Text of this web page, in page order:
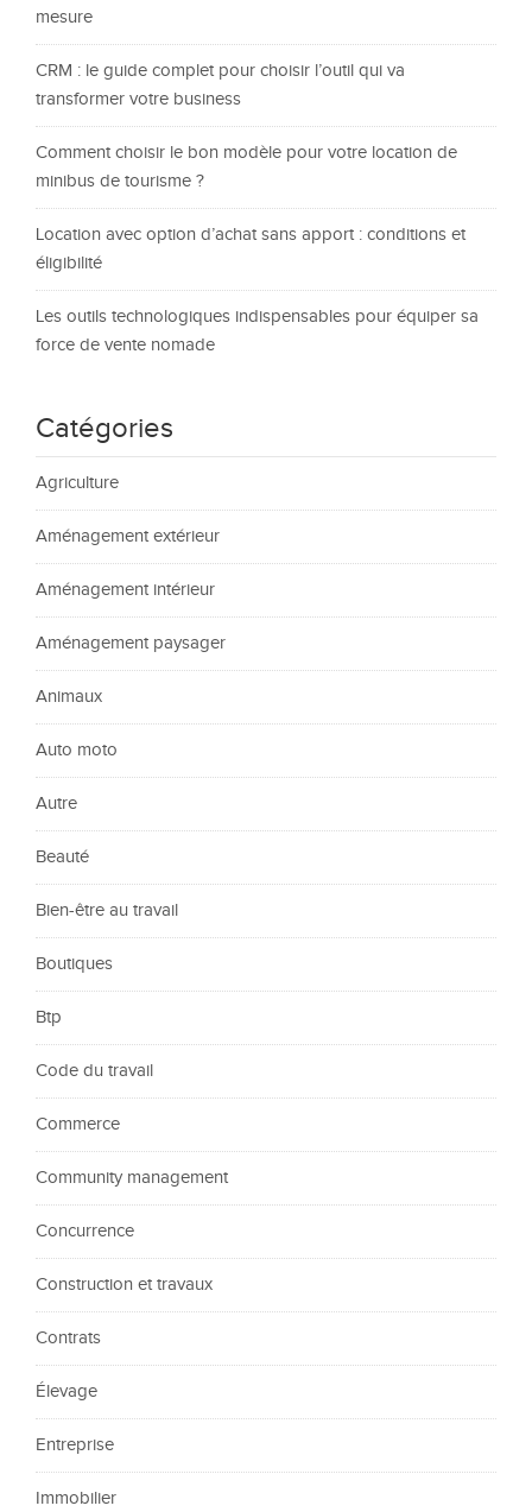
mesure
CRM : le guide complet pour choisir l’outil qui va
transformer votre business
Comment choisir le bon modèle pour votre location de
minibus de tourisme ?
Location avec option d’achat sans apport : conditions et
éligibilité
Les outils technologiques indispensables pour équiper sa
force de vente nomade
Catégories
Agriculture
Aménagement extérieur
Aménagement intérieur
Aménagement paysager
Animaux
Auto moto
Autre
Beauté
Bien-être au travail
Boutiques
Btp
Code du travail
Commerce
Community management
Concurrence
Construction et travaux
Contrats
Élevage
Entreprise
Immobilier